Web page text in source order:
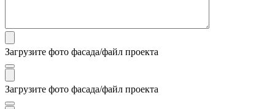
Загрузите фото фасада/файл проекта
Загрузите фото фасада/файл проекта